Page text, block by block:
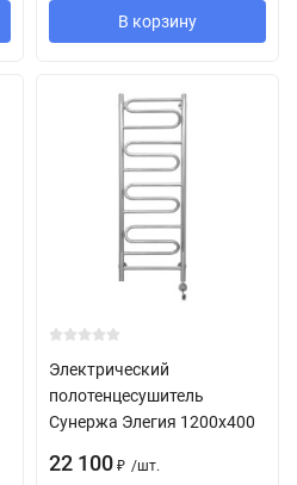
В корзину
Электрический
полотенцесушитель
Сунержа Элегия 1200х400
22 100 ₽ /шт.